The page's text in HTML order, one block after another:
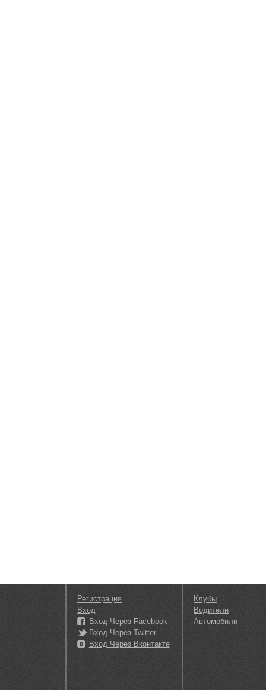
Регистрация
Вход
Вход Через Facebook
Вход Через Twitter
Вход Через Вконтакте
Клубы
Водители
Автомобили